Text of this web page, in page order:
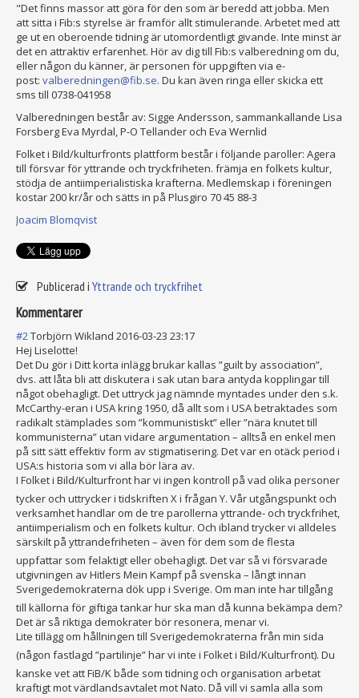
"Det finns massor att göra för den som är beredd att jobba. Men
att sitta i Fib:s styrelse är framför allt stimulerande. Arbetet med att
ge ut en oberoende tidning är utomordentligt givande. Inte minst är
det en attraktiv erfarenhet. Hör av dig till Fib:s valberedning om du,
eller någon du känner, är personen för uppgiften via e-
post: valberedningen@fib.se. Du kan även ringa eller skicka ett
sms till 0738-041958
Valberedningen består av: Sigge Andersson, sammankallande Lisa
Forsberg Eva Myrdal, P-O Tellander och Eva Wernlid
Folket i Bild/kulturfronts plattform består i följande paroller: Agera
till försvar för yttrande och tryckfriheten. främja en folkets kultur,
stödja de antiimperialistiska krafterna. Medlemskap i föreningen
kostar 200 kr/år och sätts in på Plusgiro 70 45 88-3
Joacim Blomqvist
Publicerad i Yttrande och tryckfrihet
Kommentarer
#2Torbjörn Wikland 2016-03-23 23:17
Hej Liselotte!
Det Du gör i Ditt korta inlägg brukar kallas ”guilt by association”,
dvs. att låta bli att diskutera i sak utan bara antyda kopplingar till
något obehagligt. Det uttryck jag nämnde myntades under den s.k.
McCarthy-eran i USA kring 1950, då allt som i USA betraktades som
radikalt stämplades som ”kommunistiskt” eller ”nära knutet till
kommunisterna” utan vidare argumentation – alltså en enkel men
på sitt sätt effektiv form av stigmatisering. Det var en otäck period i
USA:s historia som vi alla bör lära av.
I Folket i Bild/Kulturfront har vi ingen kontroll på vad olika personer
tycker och uttrycker i tidskriften X i frågan Y. Vår utgångspunkt och
verksamhet handlar om de tre parollerna yttrande- och tryckfrihet,
antiimperialism och en folkets kultur. Och ibland trycker vi alldeles
särskilt på yttrandefriheten – även för dem som de flesta
uppfattar som felaktigt eller obehagligt. Det var så vi försvarade
utgivningen av Hitlers Mein Kampf på svenska – långt innan
Sverigedemokraterna dök upp i Sverige. Om man inte har tillgång
till källorna för giftiga tankar hur ska man då kunna bekämpa dem?
Det är så riktiga demokrater bör resonera, menar vi.
Lite tillägg om hållningen till Sverigedemokraterna från min sida
(någon fastlagd ”partilinje” har vi inte i Folket i Bild/Kulturfront). Du
kanske vet att FiB/K både som tidning och organisation arbetat
kraftigt mot värdlandsavtalet mot Nato. Då vill vi samla alla som